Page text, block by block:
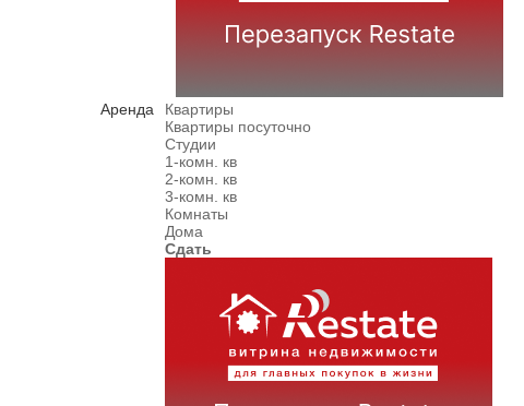
Аренда
Квартиры
Квартиры посуточно
Студии
1-комн. кв
2-комн. кв
3-комн. кв
Комнаты
Дома
Сдать